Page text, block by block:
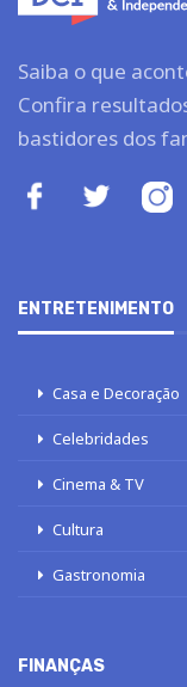
Saiba o que
Confira
bastidores dos
ENTRETENIMENTO
Casa e Decoração
Celebridades
Cinema & TV
Cultura
Gastronomia
FINANÇAS